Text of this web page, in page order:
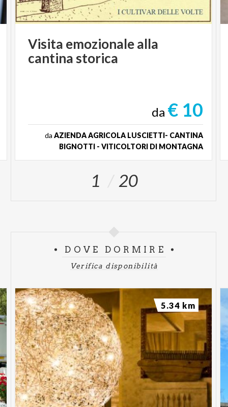
Visita emozionalealla
cantina storica
da € 10
da AZIENDA AGRICOLA LUSCIETTI- CANTINA
BIGNOTTI - VITICOLTORI DI MONTAGNA
1 20
DOVE DORMIRE
Verifica disponibilità
5.34 km